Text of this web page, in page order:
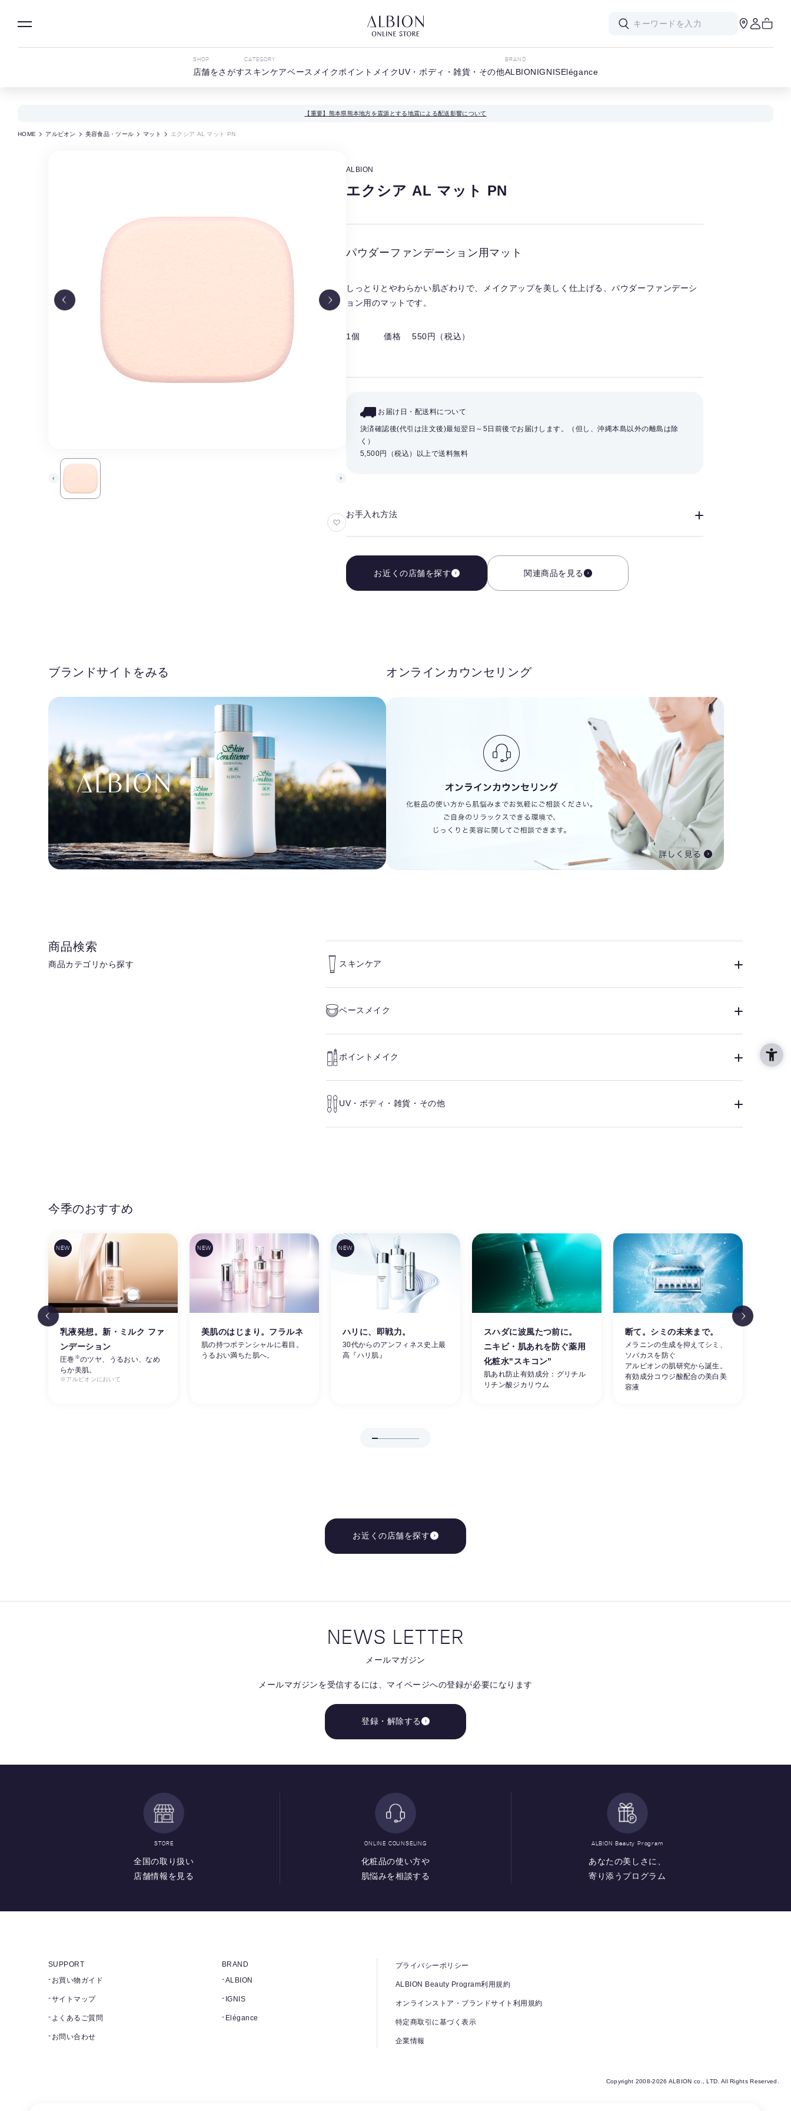
SHOP
店舗をさがす
CATEGORY
スキンケアベースメイクポイントメイクUV・ボディ・雑貨・その他
BRAND
ALBIONIGNISElégance
【重要】熊本県熊本地方を震源とする地震による配送影響について
HOME アルビオン 美容食品・ツール マット エクシア AL マット PN
お
ALBION
エクシア AL マット PN
パウダーファンデーション用マット
しっとりとやわらかい肌ざわりで、メイクアップを美しく仕上げる、パウダーファンデーシ
ョン用のマットです。
1個 価格 550円（税込）
お届け日・配送料について
決済確認後(代引は注文後)最短翌日～5日前後でお届けします。（但し、沖縄本島以外の離島は除
く）
5,500円（税込）以上で送料無料
お手入れ方法
お近くの店舗を探す 関連商品を見る
ブランドサイトをみる オンラインカウンセリング
商品検索
商品カテゴリから探す スキンケア
ベースメイク
ポイントメイク
UV・ボディ・雑貨・その他
今季のおすすめ
乳液発想。新・ミルク ファ
ンデーション
圧巻 ※のツヤ、うるおい、なめ
らか美肌。
※アルビオンにおいて
美肌のはじまり。フラルネ
肌の持つポテンシャルに着目。
うるおい満ちた肌へ。
ハリに、即戦力。
30代からのアンフィネス史上最
高『ハリ肌』
スハダに波風たつ前に。
ニキビ・肌あれを防ぐ薬用
化粧水"スキコン”
肌あれ防止有効成分：グリチル
リチン酸ジカリウム
断て。シミの未来まで。
メラニンの生成を抑えてシミ、
ソバカスを防ぐ
アルビオンの肌研究から誕生。
有効成分コウジ酸配合の美白美
容液
お近くの店舗を探す
NEWS LETTER
メールマガジン
メールマガジンを受信するには、 マイページへの登録が必要になります
登録・解除する
STORE
全国の取り扱い
店舗情報を見る
ONLINE COUNSELING
化粧品の使い方や
肌悩みを相談する
ALBION Beauty Program
あなたの美しさに、
寄り添うプログラム
SUPPORT
お買い物ガイド
サイトマップ
よくあるご質問
お問い合わせ
BRAND
ALBION
IGNIS
Elégance
プライバシーポリシー
ALBION Beauty Program利用規約
オンラインストア・ブランドサイト利用規約
特定商取引に基づく表示
企業情報
Copyright 2008-2026 ALBION co., LTD. All Rights Reserved.